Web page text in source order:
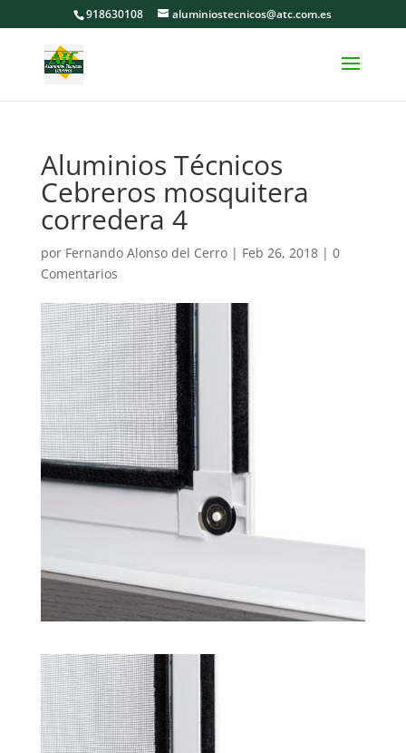
918630108 aluminiostecnicos@atc.com.es
Aluminios Técnicos
Cebreros mosquitera
corredera 4
por Fernando Alonso del Cerro| Feb 26, 2018| 0
Comentarios